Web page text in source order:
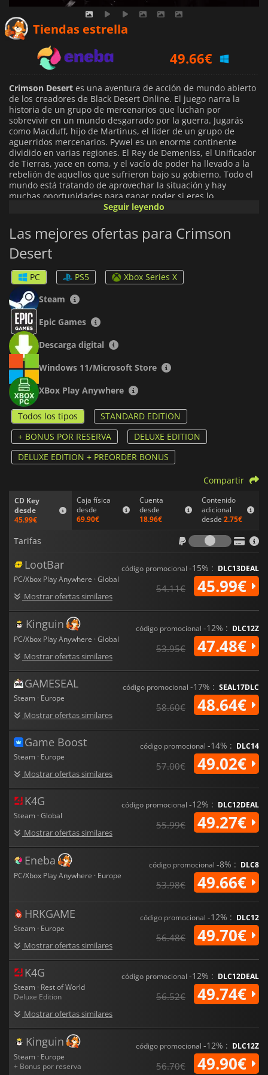
Tiendas estrella
49.66€
49.99€
Crimson Desert es una aventura de acción de mundo abierto
de los creadores de Black Desert Online. El juego narra la
historia de un grupo de mercenarios que luchan por
sobrevivir en un mundo desgarrado por la guerra. Jugarás
como Macduff, hijo de Martinus, el líder de un grupo de
aguerridos mercenarios. Pywel es un enorme continente
dividido en varias regiones. El Rey de Demeniss, el Unificador
de Tierras, yace en coma, y el vacío de poder ha llevado a la
rebelión de aquellos que sufrieron bajo su gobierno. Todo el
mundo está tratando de aprovechar la situación y hay
muchas oportunidades para ganar poder si eres lo
suficientemente inteligente y fuerte. Pero el viaje es peligroso,
esfuerzos y ganar su confianza si quieres sobrevivir en este
mundo.
En cuanto a la jugabilidad, Crimson Desert se parece mucho a
Black Desert Online, y presenta emocionantes combates en
los que lucharás contra una amplia gama de enemigos,
incluyendo humanos y bestias míticas de todo tipo. El juego
te ofrece una impresionante gama de opciones de
personalización y de armas que empuñar en combate.
Con gráficos muy detallados y mucha acción, Crimson Desert
es una aventura épica en un mundo de fantasía medieval que
cuenta la historia de una saga escrita con sangre.
Seguir leyendo
Las mejores ofertas para Crimson
Desert
PC PS5
Xbox Series X
Steam
Epic Games
Descarga digital
Windows 11/Microsoft Store
XBox Play Anywhere
Todos los tipos
STANDARD EDITION
+ BONUS POR RESERVA
DELUXE EDITION
DELUXE EDITION + PREORDER BONUS
CD Key
desde
45.99€
Caja física
desde
69.90€
Cuenta
desde
18.96€
Contenido
adicional
desde 2.75€
Compartir
Tarifas
Tarifas
LootBar
PC/Xbox Play Anywhere · Global
Mostrar ofertas similares
código promocional -15% : DLC13DEAL
54.11€ 45.99€
Kinguin
PC/Xbox Play Anywhere · Global
Mostrar ofertas similares
código promocional -12% : DLC12Z
53.95€ 47.48€
GAMESEAL
Steam · Europe
Mostrar ofertas similares
código promocional -17% : SEAL17DLC
58.60€ 48.64€
Game Boost
Steam · Europe
Mostrar ofertas similares
código promocional -14% : DLC14
57.00€ 49.02€
K4G
Steam · Global
Mostrar ofertas similares
código promocional -12% : DLC12DEAL
55.99€ 49.27€
Eneba
PC/Xbox Play Anywhere · Europe
código promocional -8% : DLC8
53.98€ 49.66€
HRKGAME
Steam · Europe
Mostrar ofertas similares
código promocional -12% : DLC12
56.48€ 49.70€
K4G
Steam · Rest of World
Deluxe Edition
Mostrar ofertas similares
código promocional -12% : DLC12DEAL
56.52€ 49.74€
Kinguin
Steam · Europe
+ Bonus por reserva
código promocional -12% : DLC12Z
56.70€ 49.90€